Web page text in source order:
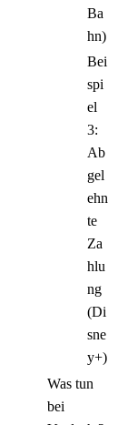
Ba
hn)
Bei
spi
el
3:
Ab
gel
ehn
te
Za
hlu
ng
(Di
sne
y+)
Was tun
bei